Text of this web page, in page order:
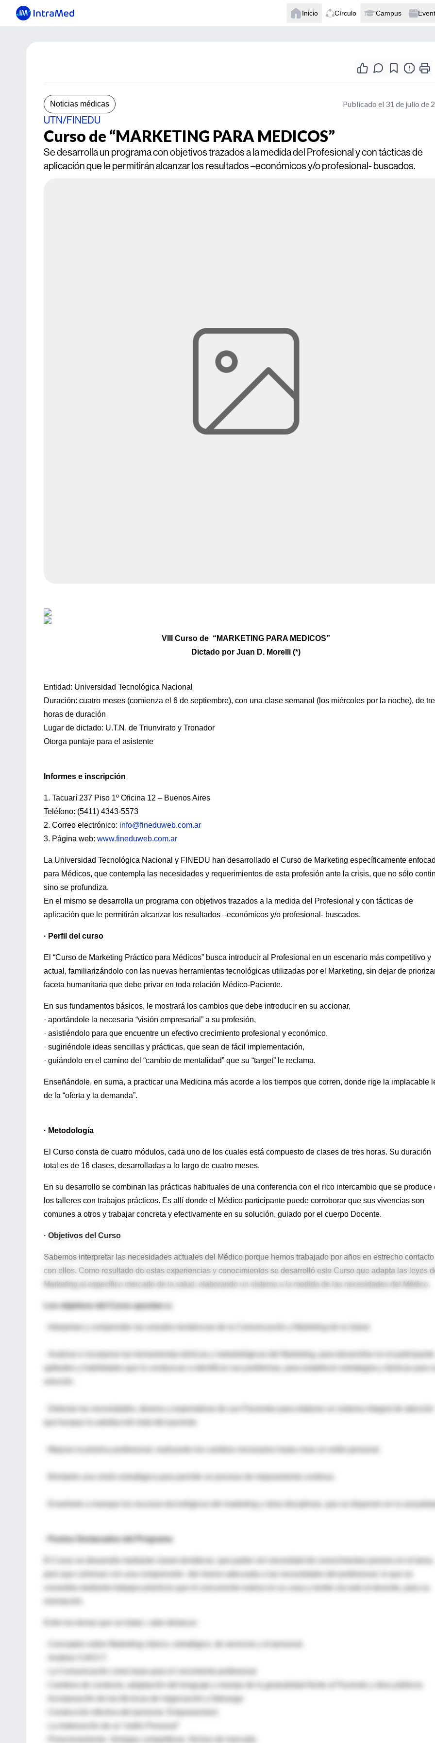
Inicio Círculo Campus
Noticias médicas Publicado el 31 de julio de
UTN/FINEDU
Curso de “MARKETING PARA MEDICOS”
Se desarrolla un programa con objetivos trazados a la medida del Profesional y con tácticas de
aplicación que le permitirán alcanzar los resultados –económicos y/o profesional- buscados.
VIII Curso de “MARKETING PARA MEDICOS”
Dictado por Juan D. Morelli (*)
Entidad: Universidad Tecnológica Nacional
Duración: cuatro meses (comienza el 6 de septiembre), con una clase semanal (los miércoles por la noche), de
horas de duración
Lugar de dictado: U.T.N. de Triunvirato y Tronador
Otorga puntaje para el asistente
Informes e inscripción
1. Tacuarí 237 Piso 1º Oficina 12 – Buenos Aires
Teléfono: (5411) 4343-5573
2. Correo electrónico: info@fineduweb.com.ar
3. Página web: www.fineduweb.com.ar
La Universidad Tecnológica Nacional y FINEDU han desarrollado el Curso de Marketing específicamente
para Médicos, que contempla las necesidades y requerimientos de esta profesión ante la crisis, que no sólo
sino se profundiza.
En el mismo se desarrolla un programa con objetivos trazados a la medida del Profesional y con tácticas de
aplicación que le permitirán alcanzar los resultados –económicos y/o profesional- buscados.
· Perfil del curso
El “Curso de Marketing Práctico para Médicos” busca introducir al Profesional en un escenario más competitivo y
actual, familiarizándolo con las nuevas herramientas tecnológicas utilizadas por el Marketing, sin dejar de
faceta humanitaria que debe privar en toda relación Médico-Paciente.
En sus fundamentos básicos, le mostrará los cambios que debe introducir en su accionar,
· aportándole la necesaria “visión empresarial” a su profesión,
· asistiéndolo para que encuentre un efectivo crecimiento profesional y económico,
· sugiriéndole ideas sencillas y prácticas, que sean de fácil implementación,
· guiándolo en el camino del “cambio de mentalidad” que su “target” le reclama.
Enseñándole, en suma, a practicar una Medicina más acorde a los tiempos que corren, donde rige la implacable
de la “oferta y la demanda”.
· Metodología
El Curso consta de cuatro módulos, cada uno de los cuales está compuesto de clases de tres horas. Su duración
total es de 16 clases, desarrolladas a lo largo de cuatro meses.
En su desarrollo se combinan las prácticas habituales de una conferencia con el rico intercambio que se produce
los talleres con trabajos prácticos. Es allí donde el Médico participante puede corroborar que sus vivencias son
comunes a otros y trabajar concreta y efectivamente en su solución, guiado por el cuerpo Docente.
· Objetivos del Curso
Sabemos interpretar las necesidades actuales del Médico porque hemos trabajado por años en estrecho contacto
con ellos. Como resultado de estas experiencias y conocimientos se desarrolló este Curso que adapta las leyes
Marketing al específico mercado de la salud, elaborando un sistema a la medida de las necesidades del Médico.
Los objetivos del Curso apuntan a:
· Analizar e incorporar las herramientas teóricas y metodológicas del Marketing, para desarrollar en el participante
aptitudes y habilidades que lo conduzcan a identificar sus problemas, para establecer estrategias y tácticas para su
· Detectar las necesidades, deseos y expectativas de sus Pacientes para elaborar un sistema integral de atención
que busque la satisfacción total del paciente.
· Brindarle una visión estratégica para permitir un proceso de mejoramiento continuo.
· Enseñarle a manejar los recursos tecnológicos del marketing y otras disciplinas, que se disponen en la
· Puntos Destacados del Programa
consolida mediante trabajos prácticos que el concurrente realiza en su casa y remite vía web al docente, para su
· Conceptos sobre Marketing clásico, estratégico, de servicios y el personal.
· Cambios de conducta, adaptación del lenguaje y manejo de la gestualidad frente al Paciente y otros públicos
· Incorporación de las técnicas de negociación y liderazgo
· Conducción efectiva del personal. Empowerment.
· Posicionamiento. Ventajas competitivas. Nichos de mercado.